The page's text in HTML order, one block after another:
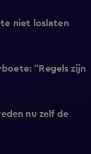
niet loslaten
“Regels zijn
nu zelf de